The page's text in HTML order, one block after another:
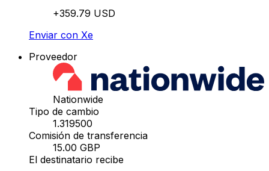
+359.79 USD
Enviar con Xe
Proveedor
Nationwide
Tipo de cambio
1.319500
Comisión de transferencia
15.00 GBP
El destinatario recibe